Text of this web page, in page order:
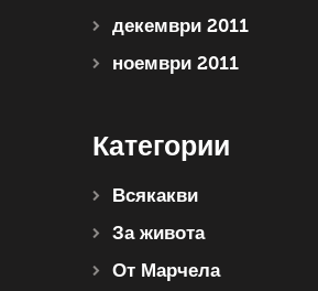
декември 2011
ноември 2011
Категории
Всякакви
За живота
От Марчела